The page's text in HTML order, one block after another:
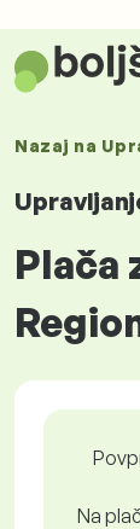
Nazaj na
Plača
Na